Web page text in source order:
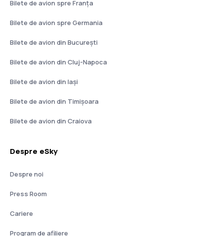
Bilete de avion spre Franţa
Bilete de avion spre Germania
Bilete de avion din București
Bilete de avion din Cluj-Napoca
Bilete de avion din Iași
Bilete de avion din Timișoara
Bilete de avion din Craiova
Despre eSky
Despre noi
Press Room
Cariere
Program de afiliere